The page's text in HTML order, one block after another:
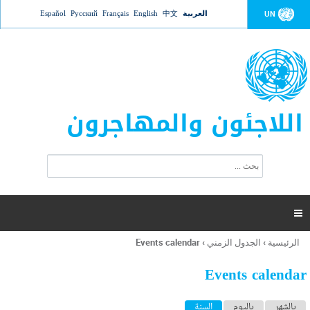
Jump to navigation UN العربية 中文
English
Français
Русский
Español
اللاجئون والمهاجرون
ت
ر
ل
ح
ب

أنت
هنا
الرئيسية › الجدول الزمني ›
Events calendar
Events calendar